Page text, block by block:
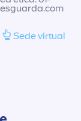
Sede virtual